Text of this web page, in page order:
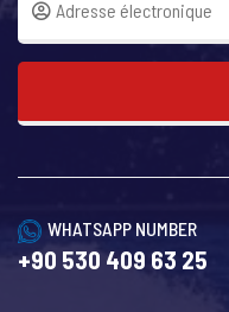
WHATSAPP NUMBER
+90 530 409 63 25